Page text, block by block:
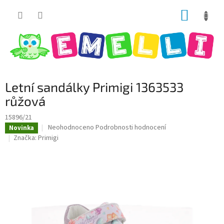
Letní sandálky Primigi 1363533
růžová
15896/21
Novinka
Průměrné
hodnocení
Neohodnoceno Podrobnosti hodnocení
Značka: Primigi